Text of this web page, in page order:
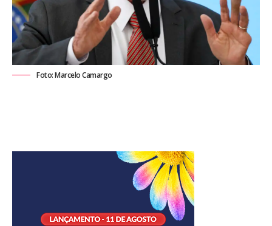
Foto: Marcelo Camargo